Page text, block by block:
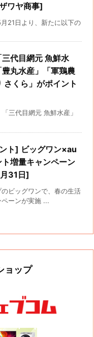
ワヤ商事]
21日より、新たに以下の
三代目網元 魚鮮水
丸水産」「軍鶏農
さくら」がポイント
三代目網元 魚鮮水産」
ト] ビッグワン×au
増量キャンペーン
31日]
ビッグワンで、春の生活
ーンが実施 ...
ョップ